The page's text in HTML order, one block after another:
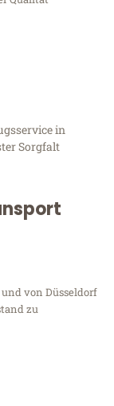
in
Sorgfalt
von Düsseldorf
zu